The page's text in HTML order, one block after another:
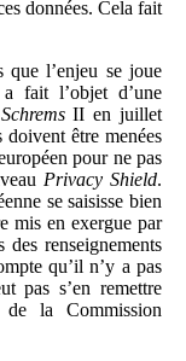
données. Cela fait
que l’enjeu se joue
a fait l’objet d’une
SchremsII en juillet
doivent être menées
pour ne pas
Privacy Shield.
se saisisse bien
mis en exergue par
renseignements
qu’il n’y a pas
pas s’en remettre
la Commission